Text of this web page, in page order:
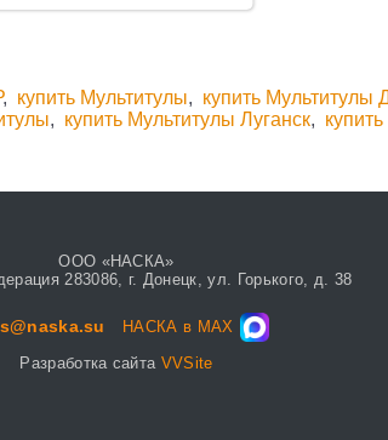
, купить Мультитулы, купить Мультитулы
, купить Мультитулы Луганск,
ООО «НАСКА»
283086, г. Донецк, ул. Горького, д. 38
НАСКА в MAX
Разработка сайта VVSite